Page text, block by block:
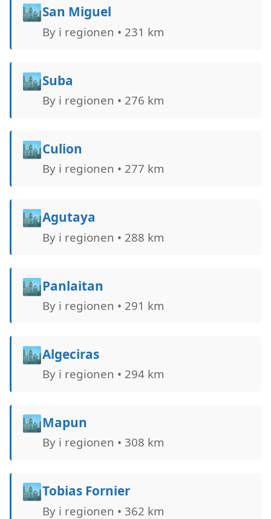
🏙️San Miguel
By i regionen • 231 km
🏙️Suba
By i regionen • 276 km
🏙️Culion
By i regionen • 277 km
🏙️Agutaya
By i regionen • 288 km
🏙️Panlaitan
By i regionen • 291 km
🏙️Algeciras
By i regionen • 294 km
🏙️Mapun
By i regionen • 308 km
🏙️Tobias Fornier
By i regionen • 362 km